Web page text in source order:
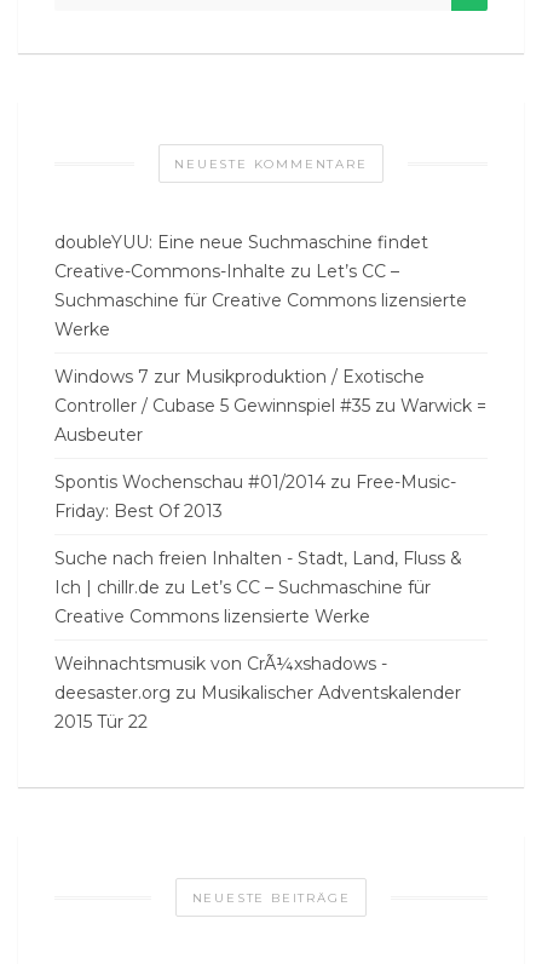
NEUESTE KOMMENTARE
doubleYUU: Eine neue Suchmaschine findet
Creative-Commons-Inhalte zu Let’s CC –
Suchmaschine für Creative Commons lizensierte
Werke
Windows 7 zur Musikproduktion / Exotische
Controller / Cubase 5 Gewinnspiel #35 zu Warwick =
Ausbeuter
Spontis Wochenschau #01/2014 zu Free-Music-
Friday: Best Of 2013
Suche nach freien Inhalten - Stadt, Land, Fluss &
Ich | chillr.de zu Let’s CC – Suchmaschine für
Creative Commons lizensierte Werke
Weihnachtsmusik von CrÃ¼xshadows -
deesaster.org zu Musikalischer Adventskalender
2015 Tür 22
NEUESTE BEITRÄGE